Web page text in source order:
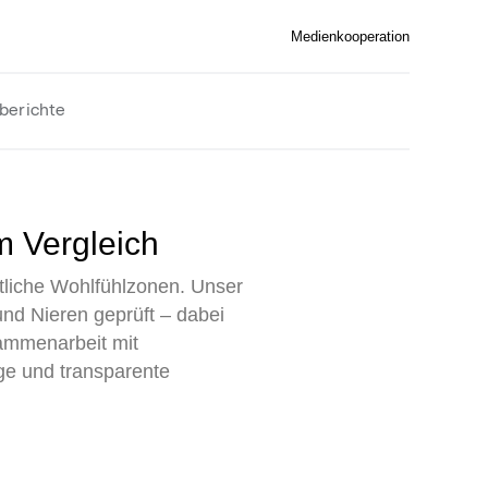
Medienkooperation
Vergleich
Wohlfühlzonen. Unser
Nieren geprüft – dabei
mit
und transparente